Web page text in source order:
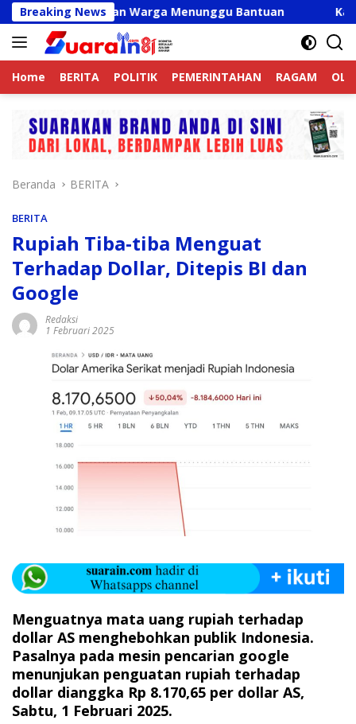
Langsung
ke
konten
Breaking News
Ribuan Warga Menunggu Bantuan Kapolres
Home BERITA POLITIK PEMERINTAHAN RAGAM
Beranda BERITA
BERITA
Rupiah Tiba-tiba Menguat
Terhadap Dollar, Ditepis BI dan
Google
Redaksi
1 Februari 2025
Menguatnya mata uang rupiah terhadap
dollar AS menghebohkan publik Indonesia.
Pasalnya pada mesin pencarian google
menunjukan penguatan rupiah terhadap
dollar dianggka Rp 8.170,65 per dollar AS,
Sabtu, 1 Februari 2025.